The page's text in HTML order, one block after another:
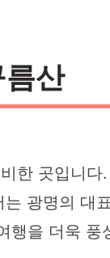
산
한 곳입니다
광명의 대
행을 더욱 풍